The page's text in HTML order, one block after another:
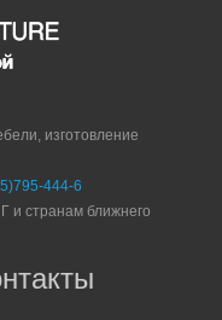
изготовление
444-6
и странам ближнего